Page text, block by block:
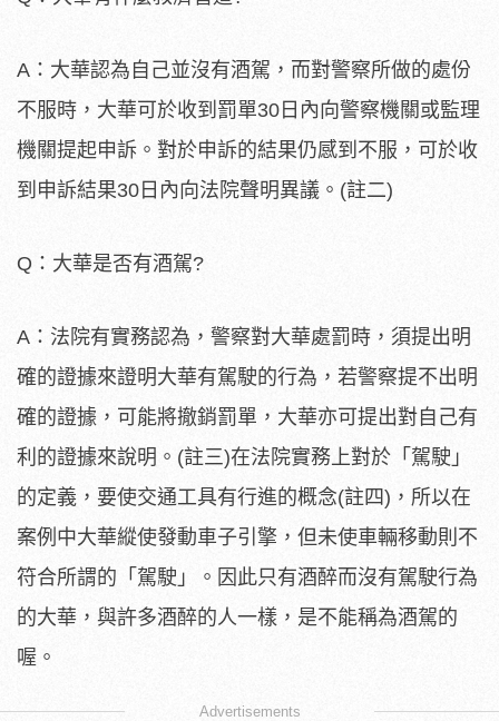
A：大華認為自己並沒有酒駕，而對警察所做的處份
不服時，大華可於收到罰單30日內向警察機關或監理
機關提起申訴。對於申訴的結果仍感到不服，可於收
到申訴結果30日內向法院聲明異議。(註二)
Q：大華是否有酒駕?
A：法院有實務認為，警察對大華處罰時，須提出明
確的證據來證明大華有駕駛的行為，若警察提不出明
確的證據，可能將撤銷罰單，大華亦可提出對自己有
利的證據來說明。(註三)在法院實務上對於「駕駛」
的定義，要使交通工具有行進的概念(註四)，所以在
案例中大華縱使發動車子引擎，但未使車輛移動則不
符合所謂的「駕駛」。因此只有酒醉而沒有駕駛行為
的大華，與許多酒醉的人一樣，是不能稱為酒駕的
喔。
Advertisements